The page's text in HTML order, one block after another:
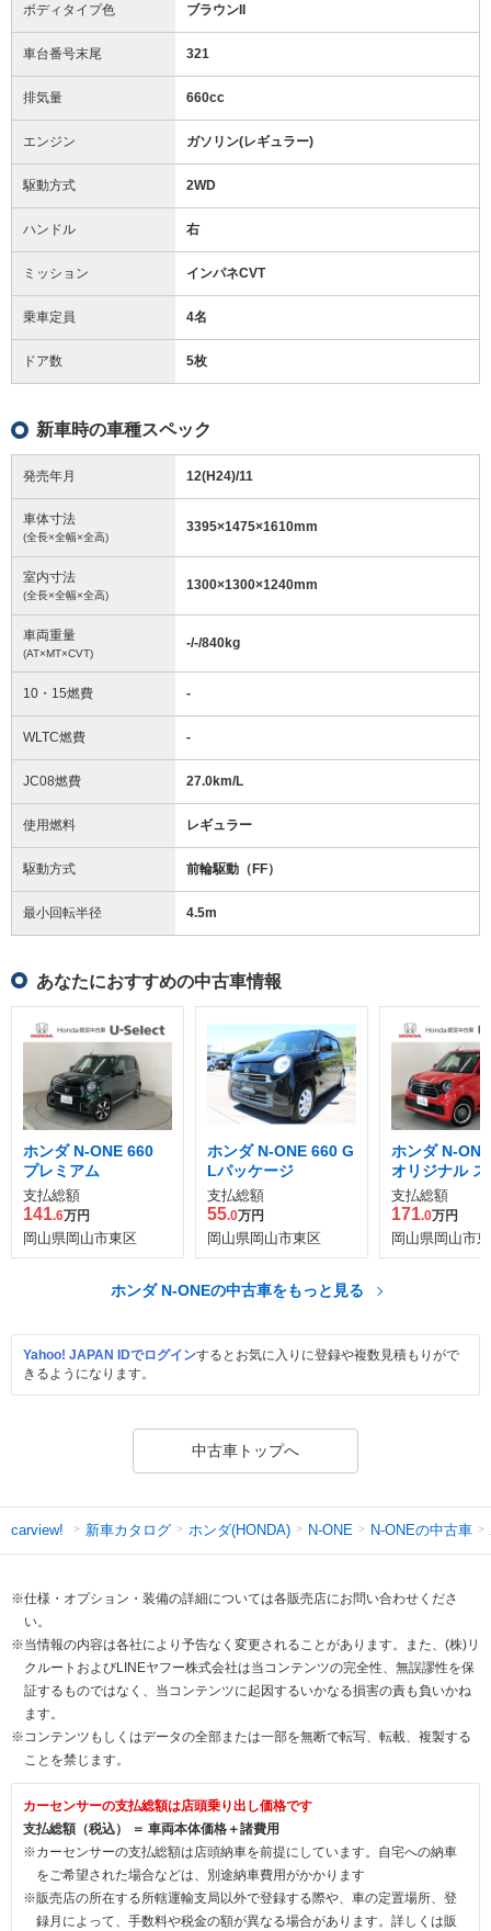
ボディタイプ色 ブラウンII
車台番号末尾 321
排気量 660cc
エンジン ガソリン(レギュラー)
駆動方式 2WD
ハンドル 右
ミッション インパネCVT
乗車定員 4名
ドア数 5枚
新車時の車種スペック
発売年月 12(H24)/11
車体寸法
(全長×全幅×全高)
3395×1475×1610mm
室内寸法
(全長×全幅×全高)
1300×1300×1240mm
車両重量
(AT×MT×CVT)
-/-/840kg
10・15燃費 -
WLTC燃費 -
JC08燃費 27.0km/L
使用燃料 レギュラー
駆動方式 前輪駆動（FF）
最小回転半径 4.5m
あなたにおすすめの中古車情報
ホンダ N-ONE 660
プレミアム
支払総額
141.6万円
岡山県岡山市東区
ホンダ N-ONE 660 G
Lパッケージ
支払総額
55.0万円
岡山県岡山市東区
ホンダ N-
オリジナル
プラス アーバ
支払総額
171.0万円
岡山県岡山市
ホンダ N-ONEの中古車をもっと見る
Yahoo! JAPAN IDでログインするとお気に入りに登録や複数見積もりがで
きるようになります。
中古車トップへ
carview! 新車カタログ ホンダ(HONDA) N-ONE N-ONEの中古車
※仕様・オプション・装備の詳細については各販売店にお問い合わせくださ
い。
※当情報の内容は各社により予告なく変更されることがあります。また、(株)リ
クルートおよびLINEヤフー株式会社は当コンテンツの完全性、無誤謬性を保
証するものではなく、当コンテンツに起因するいかなる損害の責も負いかね
ます。
※コンテンツもしくはデータの全部または一部を無断で転写、転載、複製する
ことを禁じます。
カーセンサーの支払総額は店頭乗り出し価格です
支払総額（税込） ＝ 車両本体価格＋諸費用
※カーセンサーの支払総額は店頭納車を前提にしています。自宅への納車
をご希望された場合などは、別途納車費用がかかります
※販売店の所在する所轄運輸支局以外で登録する際や、車の定置場所、登
録月によって、手数料や税金の額が異なる場合があります。詳しくは販